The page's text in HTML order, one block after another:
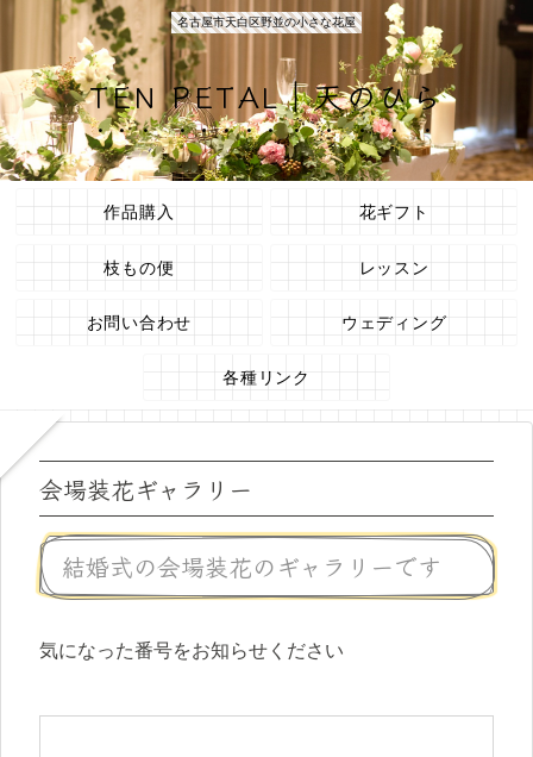
名古屋市天白区野並の小さな花屋
TEN PETAL｜天のひら
作品購入 花ギフト
枝もの便 レッスン
お問い合わせ ウェディング
各種リンク
会場装花ギャラリー
結婚式の会場装花のギャラリーです
気になった番号をお知らせください